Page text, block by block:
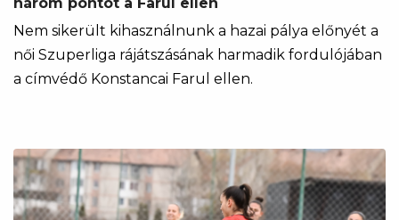
Nem sikerült kihasználnunk a hazai pálya előnyét a
női Szuperliga rájátszásának harmadik fordulójában
a címvédő Konstancai Farul ellen.